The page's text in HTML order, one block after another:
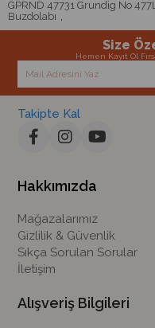
GPRND 47731 Grundig No
Buzdolabı ,
Size
Hemen Kayıt Ol
Takipte Kal
Hakkımızda
Mağazalarımız
Gizlilik & Güvenlik
Sıkça Sorulan Sorular
İletişim
Alışveriş Bilgileri